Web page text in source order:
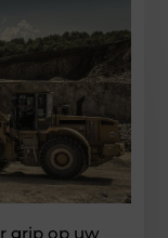
grip op uw